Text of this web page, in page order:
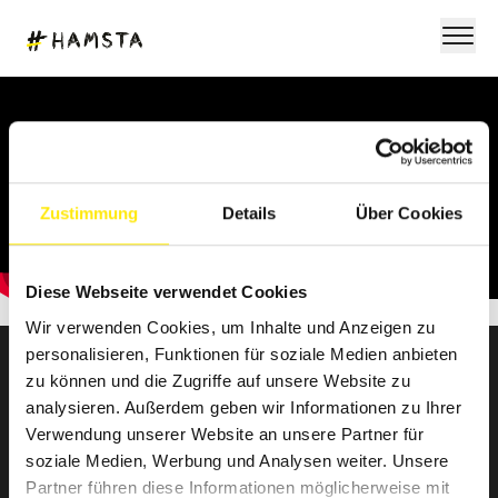
Zustimmung Details Über Cookies
Diese Webseite verwendet Cookies
Wir verwenden Cookies, um Inhalte und Anzeigen zu
personalisieren, Funktionen für soziale Medien anbieten
zu können und die Zugriffe auf unsere Website zu
analysieren. Außerdem geben wir Informationen zu Ihrer
Verwendung unserer Website an unsere Partner für
soziale Medien, Werbung und Analysen weiter. Unsere
Partner führen diese Informationen möglicherweise mit
NEWSLETTER ANMELDUNG
Bring Farbe in deine Mailbox! Hol dir Branchennews,